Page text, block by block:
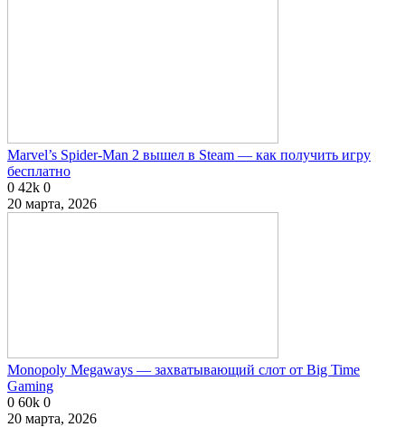
Marvel’s Spider-Man 2 вышел в Steam — как получить игру
бесплатно
0 42k 0
20 марта, 2026
Monopoly Megaways — захватывающий слот от Big Time
Gaming
0 60k 0
20 марта, 2026